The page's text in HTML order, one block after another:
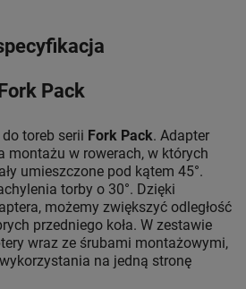
Pack
toreb serii Fork Pack. Adapter
montażu w rowerach, w których
umieszczone pod kątem 45°.
torby o 30°. Dzięki
możemy zwiększyć odległość
przedniego koła. W zestawie
wraz ze śrubami montażowymi,
na jedną stronę